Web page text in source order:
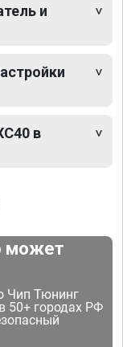
и
в
может
Чип Тюнинг
50+ городах РФ